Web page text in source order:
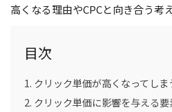
高くなる理由やCPCと向き合う考
目次
クリック単価が高くなってしま
クリック単価に影響を与える要